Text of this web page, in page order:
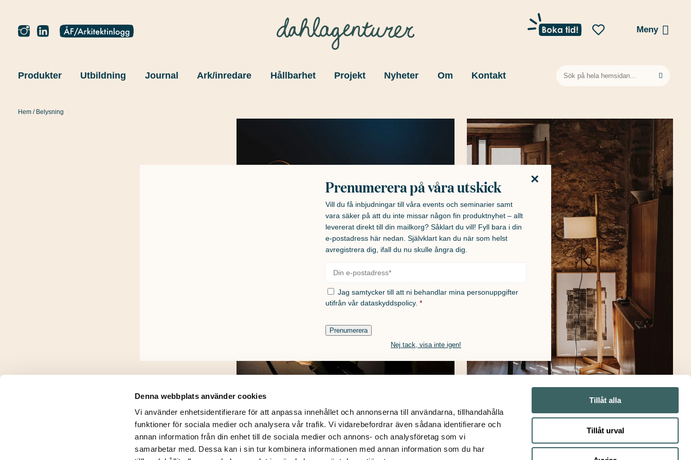
Denna webbplats använder cookies
Vi använder enhetsidentifierare för att anpassa innehållet och annonserna till användarna, tillhandahålla
funktioner för sociala medier och analysera vår trafik. Vi vidarebefordrar även sådana identifierare och
annan information från din enhet till de sociala medier och annons- och analysföretag som vi
samarbetar med. Dessa kan i sin tur kombinera informationen med annan information som du har
Tillåt alla
Tillåt urval
Meny
Produkter Utbildning Journal Ark/inredare Hållbarhet Projekt Nyheter Om Kontakt
efter:
Hem / Belysning
Golvlampor
×
Prenumerera på våra utskick
Vill du få inbjudningar till våra events och seminarier samt
vara säker på att du inte missar någon fin produktnyhet – allt
levererat direkt till din mailkorg? Såklart du vill! Fyll bara i din
e-postadress här nedan. Självklart kan du när som helst
avregistrera dig, ifall du nu skulle ångra dig.
post *
Samtycke *
Jag samtycker till att ni behandlar mina personuppgifter
utifrån vår dataskyddspolicy. *
Prenumerera
Nej tack, visa inte igen!